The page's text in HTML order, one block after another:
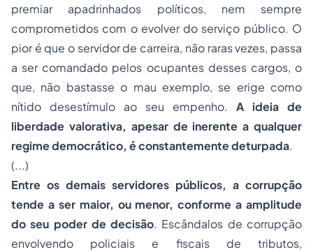
premiar apadrinhados políticos, nem sempre
comprometidos com o evolver do serviço público. O
pior é que o servidor de carreira, não raras vezes, passa
a ser comandado pelos ocupantes desses cargos, o
que, não bastasse o mau exemplo, se erige como
nítido desestímulo ao seu empenho. A ideia de
liberdade valorativa, apesar de inerente a qualquer
regime democrático, é constantemente deturpada.
(...)
Entre os demais servidores públicos, a corrupção
tende a ser maior, ou menor, conforme a amplitude
do seu poder de decisão. Escândalos de corrupção
envolvendo policiais e fiscais de tributos,